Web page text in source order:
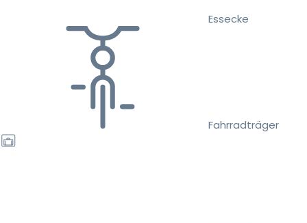
Essecke
Fahrradträger